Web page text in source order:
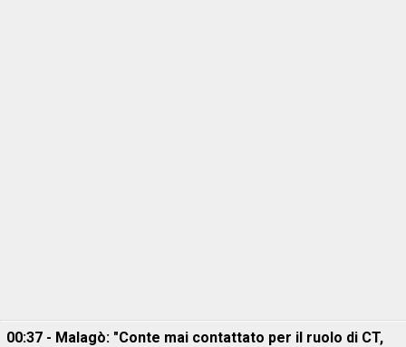
00:37 - Malagò: "Conte mai contattato per il ruolo di CT,